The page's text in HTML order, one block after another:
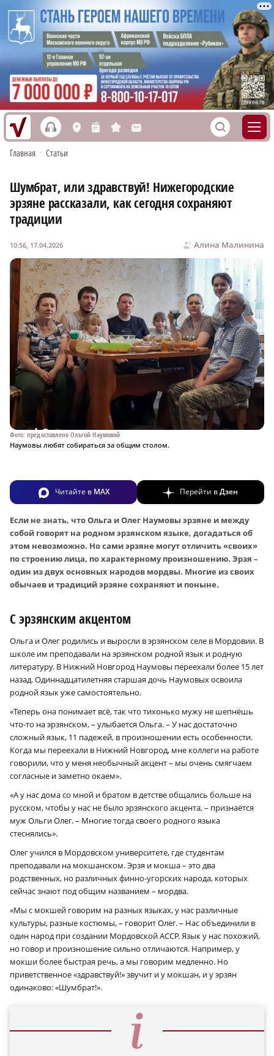
h L n s M S
Главная • Статьи
Шумбрат, или здравствуй! Нижегородские
эрзяне рассказали, как сегодня сохраняют
традиции
Алина Малинина
10:56, 17.04.2026
Фото: предоставлено Ольгой Наумовой
Наумовы любят собираться за общим столом.
Читайте в MAX Перейти вДзен
Если не знать, что Ольга и Олег Наумовы эрзяне и между
собой говорят на родном эрзянском языке, догадаться об
этом невозможно. Но сами эрзяне могут отличить «своих»
по строению лица, по характерному произношению. Эрзя –
один из двух основных народов мордвы. Многие из своих
обычаев и традиций эрзяне сохраняют и поныне.
С эрзянским акцентом
Ольга и Олег родились и выросли в эрзянском селе в Мордовии. В
школе им преподавали на эрзянском родной язык и родную
литературу. В Нижний Новгород Наумовы переехали более 15 лет
назад. Одиннадцатилетняя старшая дочь Наумовых освоила
родной язык уже самостоятельно.
«Теперь она понимает всё, так что тихонько мужу не шепнёшь
что-то на эрзянском, – улыбается Ольга. – У нас достаточно
сложный язык, 11 падежей, в произношении есть особенности.
Когда мы переехали в Нижний Новгород, мне коллеги на работе
говорили, что у меня необычный акцент – мы очень смягчаем
согласные и заметно окаем».
«А у нас дома со мной и братом в детстве общались больше на
русском, чтобы у нас не было эрзянского акцента, – признаётся
муж Ольги Олег. – Многие тогда своего родного языка
стеснялись».
Олег учился в Мордовском университете, где студентам
преподавали на мокшанском. Эрзя и мокша – это два
родственных, но различных финно-угорских народа, которых
сейчас знают под общим названием – мордва.
«Мы с мокшей говорим на разных языках, у нас различные
культуры, разные костюмы, – говорит Олег. – Нас объединили в
один народ при создании Мордовской АССР. Язык у нас похожий,
но говор и произношение сильно отличаются. Например, у
мокши более быстрая речь, а мы говорим медленно. Но
приветственное «здравствуй!» звучит и у мокшан, и у эрзян
одинаково: «Шумбрат!».